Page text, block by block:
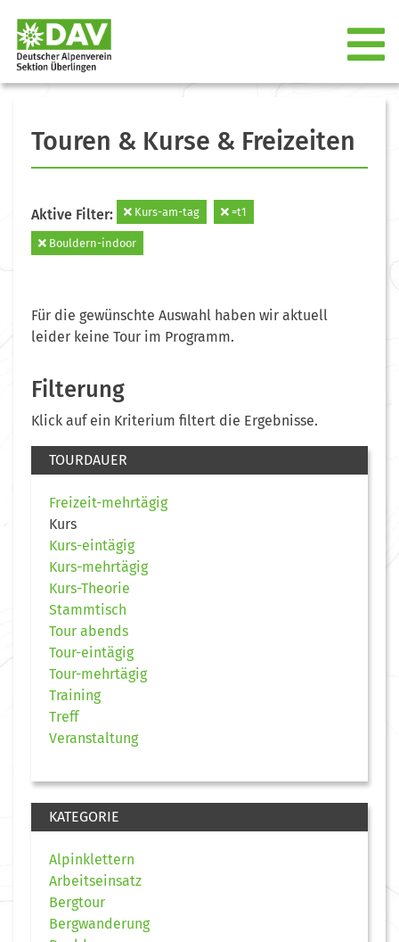
Touren & Kurse & Freizeiten
Aktive Filter: Kurs-am-tag =t1
Bouldern-indoor
Für die gewünschte Auswahl haben wir aktuell
leider keine Tour im Programm.
Filterung
Klick auf ein Kriterium filtert die Ergebnisse.
TOURDAUER
Freizeit-mehrtägig
Kurs
Kurs-eintägig
Kurs-mehrtägig
Kurs-Theorie
Stammtisch
Tour abends
Tour-eintägig
Tour-mehrtägig
Training
Treff
Veranstaltung
KATEGORIE
Alpinklettern
Arbeitseinsatz
Bergtour
Bergwanderung